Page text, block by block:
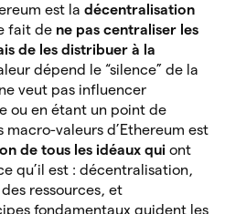
est la décentralisation
fait de ne pas centraliser les
de les distribuer à la
dépend le “silence” de la
veut pas influencer
ou en étant un point de
macro-valeurs d’Ethereum est
de tous les idéaux qui ont
qu’il est : décentralisation,
ressources, et
fondamentaux guident les